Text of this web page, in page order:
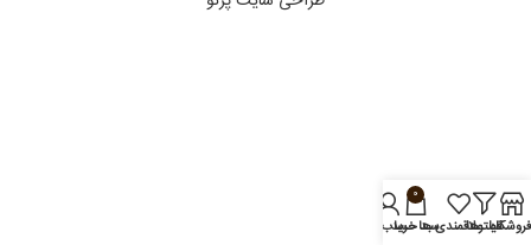
فروشگاهفیلترهاعلاقمندی ها
0
سبد خریدحساب من